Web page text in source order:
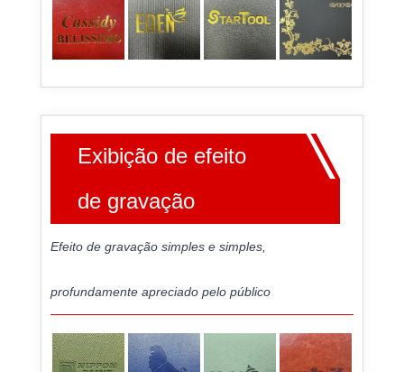
Exibição de efeito
de gravação
Efeito de gravação simples e simples,
profundamente apreciado pelo público